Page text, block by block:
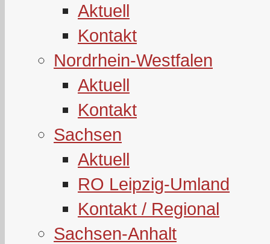
Aktuell
Kontakt
Nordrhein-Westfalen
Aktuell
Kontakt
Sachsen
Aktuell
RO Leipzig-Umland
Kontakt / Regional
Sachsen-Anhalt